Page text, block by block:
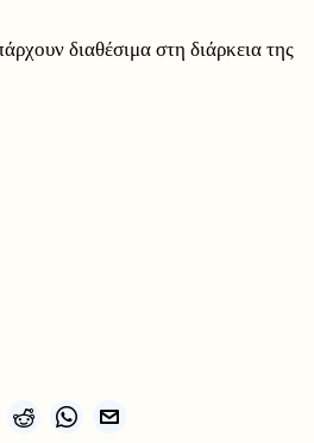
διαθέσιμα στη διάρκεια της